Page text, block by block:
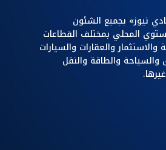
نيوز» بجميع الشئون
المحلي بمختلف القطاعات
والاستثمار والعقارات والسيارات
والسياحة والطاقة والنقل